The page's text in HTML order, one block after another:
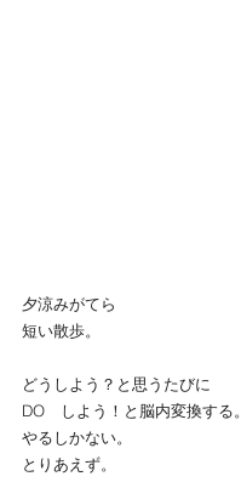
夕涼みがてら
短い散歩。
どうしよう？と思うたびに
DO　しよう！と脳内変換する。
やるしかない。
とりあえず。